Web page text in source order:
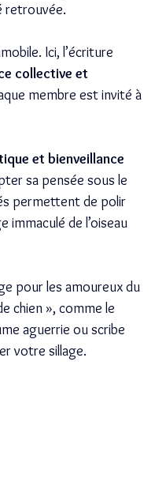
retrouvée.
Ici, l’écriture
collective et
membre est invité à
et bienveillance
sa pensée sous le
permettent de polir
immaculé de l’oiseau
pour les amoureux du
chien », comme le
aguerrie ou scribe
votre sillage.